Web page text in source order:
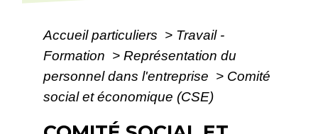
Accueil particuliers > Travail -
Formation > Représentation du
personnel dans l'entreprise > Comité
social et économique (CSE)